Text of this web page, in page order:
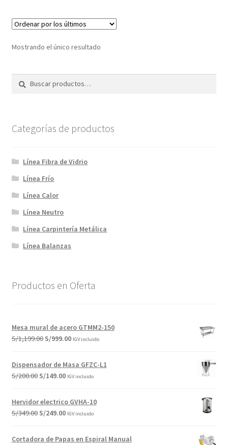
Mostrando el único resultado
Categorías de productos
Línea Fibra de Vidrio
Línea Frío
Línea Calor
Línea Neutro
Línea Carpintería Metálica
Línea Balanzas
Productos en Oferta
Mesa mural de acero GTMM2-150
S/1,199.00 El
original
era:
S/999.00El
actual
IGV incluido
Dispensador de Masa GFZC-L1
S/200.00 El
original
era:
S/149.00El
actual
es:
IGV incluido
Hervidor electrico GVHA-10
S/349.00 El
original
S/249.00ElIGV incluido
Cortadora de Papas en Espiral Manual